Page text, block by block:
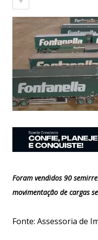
Foram vendidos 90
movimentação de cargas
Fonte: Assessoria de